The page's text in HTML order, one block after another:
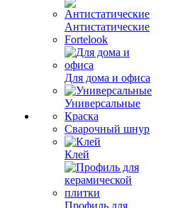
Антистатические
Fortelook
Для дома и офиса
Универсальные
Краска
Сварочный шнур
Клей
Профиль для